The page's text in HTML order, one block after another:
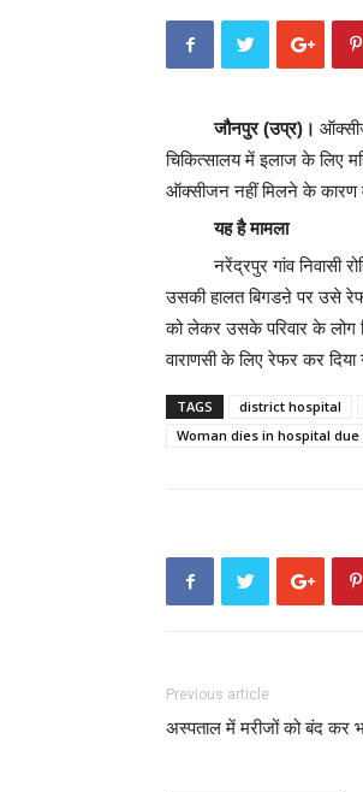
जौनपुर (उप्र)।
चिकित्सालय में इलाज के लिए
ऑक्सीजन नहीं मिलने के कारण
यह है मामला
नरेंद्रपुर गांव
उसकी हालत बिगडऩे पर उसे
को लेकर उसके परिवार के लोग
वाराणसी के लिए रेफर कर
TAGS district hospital
Woman dies in hospital
Previous article
अस्पताल में मरीजों को बंद कर